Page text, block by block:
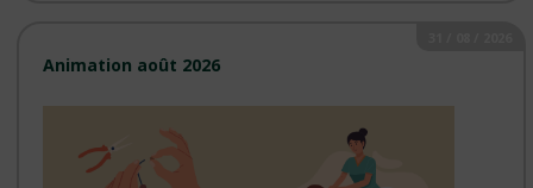
Avec la chaleur, nous perdons de l’eau ainsi que des sels
minéraux et les protéines désertent nos assiettes... ...
Animation août 2026